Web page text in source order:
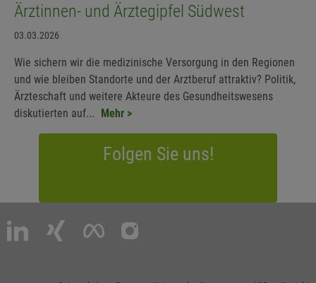
Ärztinnen- und Ärztegipfel Südwest
03.03.2026
Wie sichern wir die medizinische Versorgung in den Regionen
und wie bleiben Standorte und der Arztberuf attraktiv? Politik,
Ärzteschaft und weitere Akteure des Gesundheitswesens
diskutierten auf... Mehr >
Folgen Sie uns!